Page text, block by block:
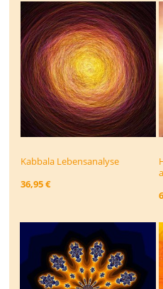
Kabbala Lebensanalyse
36,95 €